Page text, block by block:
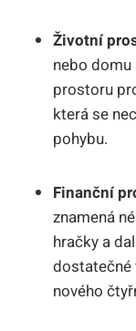
Životní
nebo
prostoru
která se
pohybu.
Finanční
znamená
hračky a
dostatečné
nového